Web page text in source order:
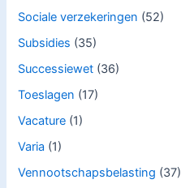
Sociale verzekeringen (52)
Subsidies (35)
Successiewet (36)
Toeslagen (17)
Vacature (1)
Varia (1)
Vennootschapsbelasting (37)